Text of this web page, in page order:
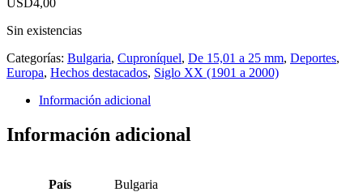
Sin existencias
Categorías: Bulgaria, Cuproníquel, De 15,01 a 25 mm, Deportes,
Europa, Hechos destacados, Siglo XX (1901 a 2000)
Información adicional
Información adicional
País Bulgaria